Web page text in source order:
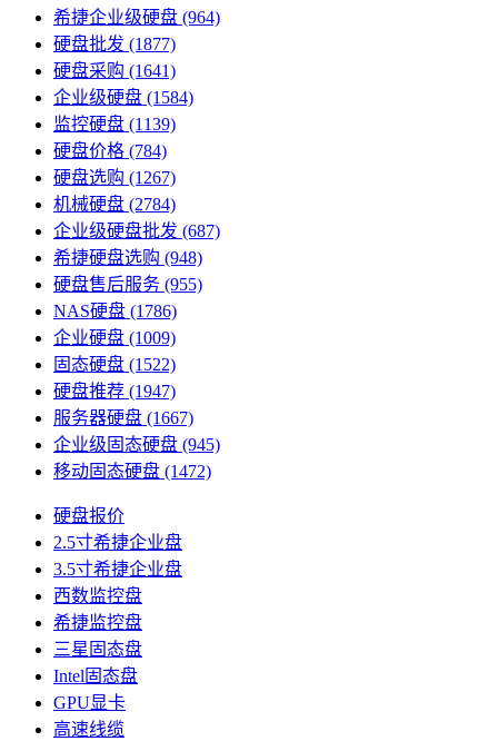
希捷企业级硬盘 (964)
硬盘批发 (1877)
硬盘采购 (1641)
企业级硬盘 (1584)
监控硬盘 (1139)
硬盘价格 (784)
硬盘选购 (1267)
机械硬盘 (2784)
企业级硬盘批发 (687)
希捷硬盘选购 (948)
硬盘售后服务 (955)
NAS硬盘 (1786)
企业硬盘 (1009)
固态硬盘 (1522)
硬盘推荐 (1947)
服务器硬盘 (1667)
企业级固态硬盘 (945)
移动固态硬盘 (1472)
硬盘报价
2.5寸希捷企业盘
3.5寸希捷企业盘
西数监控盘
希捷监控盘
三星固态盘
Intel固态盘
GPU显卡
高速线缆